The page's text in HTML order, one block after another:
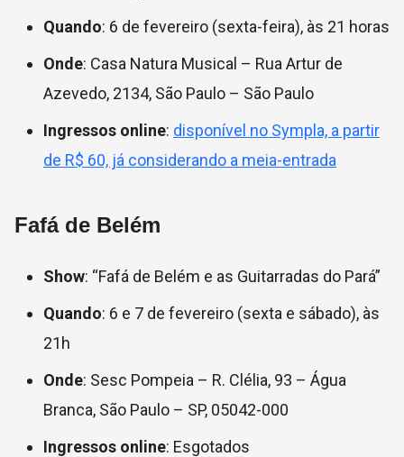
Quando: 6 de fevereiro (sexta-feira), às 21 horas
Onde: Casa Natura Musical – Rua Artur de
Azevedo, 2134, São Paulo – São Paulo
Ingressos online: disponível no Sympla, a partir
de R$ 60, já considerando a meia-entrada
Fafá de Belém
Show: “Fafá de Belém e as Guitarradas do Pará”
Quando: 6 e 7 de fevereiro (sexta e sábado), às
21h
Onde: Sesc Pompeia – R. Clélia, 93 – Água
Branca, São Paulo – SP, 05042-000
Ingressos online: Esgotados